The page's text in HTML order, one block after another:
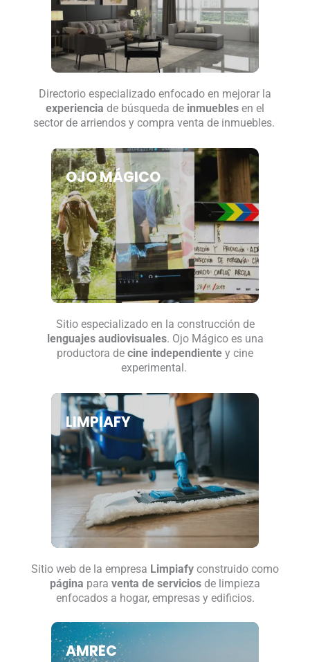
Directorio especializado enfocado en mejorar la
experiencia de búsqueda de inmuebles en el
sector de arriendos y compra venta de inmuebles.
OJO MÁGICO
Sitio especializado en la construcción de
lenguajes audiovisuales. Ojo Mágico es una
productora de cine independiente y cine
experimental.
LIMPIAFY
Sitio web de la empresa Limpiafy construido como
página para venta de servicios de limpieza
enfocados a hogar, empresas y edificios.
AMREC